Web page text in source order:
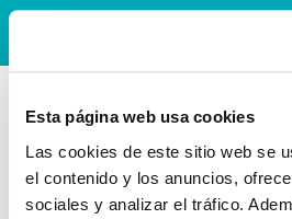
Esta página web usa cookies
Las cookies de este sitio web se
el contenido y los anuncios,
sociales y analizar el tráfico.